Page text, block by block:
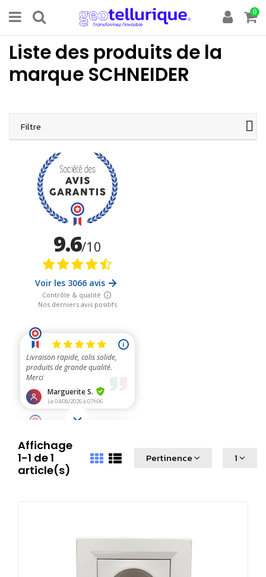
0
Liste des produits de la
marque SCHNEIDER
Filtre
Affichage
1-1 de 1
article(s)
Pertinence 1